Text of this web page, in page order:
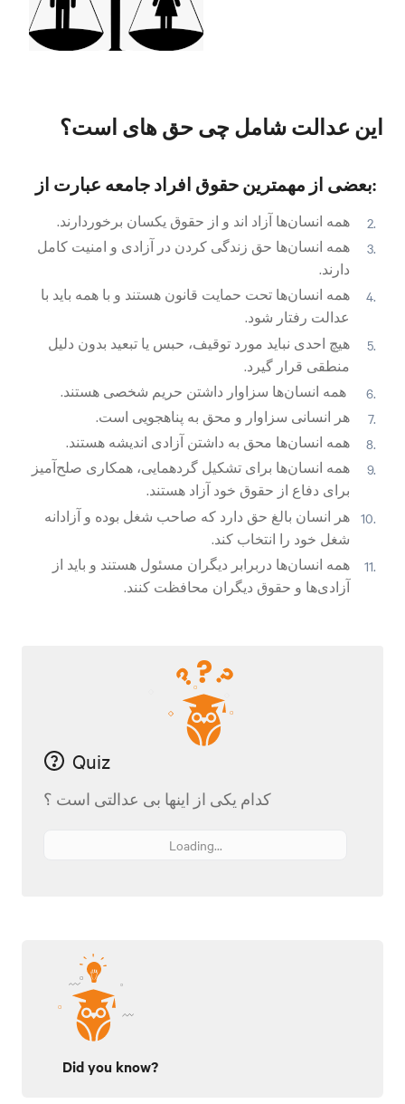
این عدالت شامل چی حق های است؟
بعضی از مهمترین حقوق افراد جامعه عبارت از:
همه انسان‌ها آزاد اند و از حقوق یکسان برخوردارند.
همه انسان‌ها حق زندگی کردن در آزادی و امنیت کامل
دارند.
همه انسان‌ها تحت حمایت قانون هستند و با همه باید با
عدالت رفتار شود.
هیچ احدی نباید مورد توقیف، حبس یا تبعید بدون دلیل
منطقی قرار گیرد.
همه انسان‌ها سزاوار داشتن حریم شخصی هستند.
هر انسانی سزاوار و محق به پناهجویی است.
همه انسان‌ها محق به داشتن آزادی اندیشه هستند.
همه انسان‌ها برای تشکیل گردهمایی، همکاری صلح‌آمیز
برای دفاع از حقوق خود آزاد هستند.
هر انسان بالغ حق دارد که صاحب شغل بوده و آزادانه
شغل خود را انتخاب کند.
همه انسان‌ها دربرابر دیگران مسئول هستند و باید از
آزادی‌ها و حقوق دیگران محافظت کنند.
Quiz
کدام‌ یکی از اینها بی عدالتی است ؟
Loading...
Did you know?